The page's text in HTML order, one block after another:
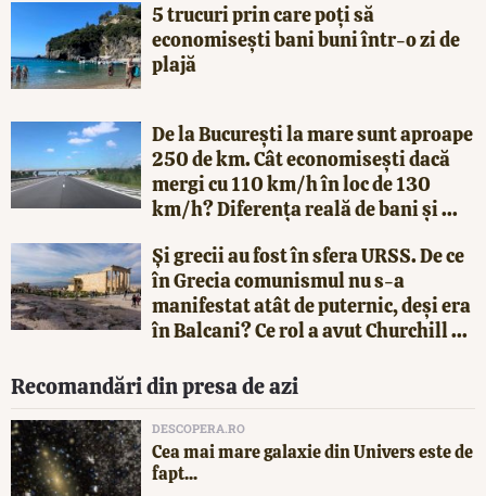
5 trucuri prin care poți să
economisești bani buni într-o zi de
plajă
De la București la mare sunt aproape
250 de km. Cât economisești dacă
mergi cu 110 km/h în loc de 130
km/h? Diferența reală de bani și ...
Și grecii au fost în sfera URSS. De ce
în Grecia comunismul nu s-a
manifestat atât de puternic, deși era
în Balcani? Ce rol a avut Churchill ...
Recomandări din presa de azi
DESCOPERA.RO
Cea mai mare galaxie din Univers este de
fapt...